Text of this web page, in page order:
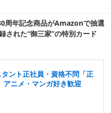
周年記念商品がAmazonで抽選
された“御三家”の特別カード
ント正社員・資格不問「正
ニメ・マンガ好き歓迎